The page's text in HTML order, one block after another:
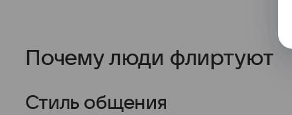
Почему люди флиртуют
Стиль общения